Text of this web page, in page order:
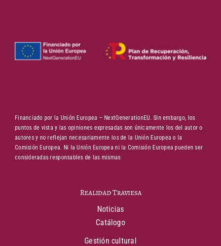
Realidad Traviesa
Noticias
Catálogo
Gestión cultural
Financiado por la Unión Europea – NextGenerationEU. Sin embargo, los
puntos de vista y las opiniones expresadas son únicamente los del autor o
autores y no reflejan necesariamente los de la Unión Europea o la
Comisión Europea. Ni la Unión Europea ni la Comisión Europea pueden ser
consideradas responsables de las mismas